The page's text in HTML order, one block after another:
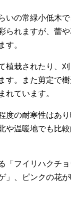
いの常緑小低木
られますが、蕾
す。
植栽されたり、
す。また剪定で
れています。
度の耐寒性はあ
や温暖地でも比
「フイリハクチ
」、ピンクの花